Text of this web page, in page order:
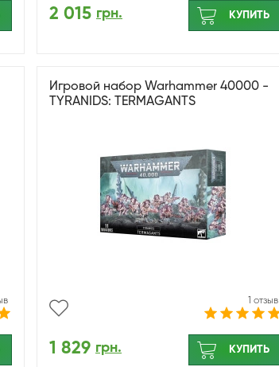
2 015 грн. КУПИТЬ
Игровой набор Warhammer 40000 -
TYRANIDS: TERMAGANTS
1 отзыв
1 829 грн. КУПИТЬ